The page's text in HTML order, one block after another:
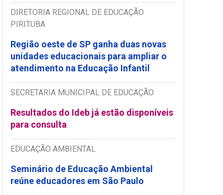
DIRETORIA REGIONAL DE EDUCAÇÃO
PIRITUBA
Região oeste de SP ganha duas novas
unidades educacionais para ampliar o
atendimento na Educação Infantil
SECRETARIA MUNICIPAL DE EDUCAÇÃO
Resultados do Ideb já estão disponíveis
para consulta
EDUCAÇÃO AMBIENTAL
Seminário de Educação Ambiental
reúne educadores em São Paulo